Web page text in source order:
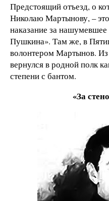
Предстоящий отъезд, о
Николаю Мартынову, –
наказание за
Пушкина». Там же, в
волонтером Мартынов.
вернулся в родной полк
степени с бантом.
«За